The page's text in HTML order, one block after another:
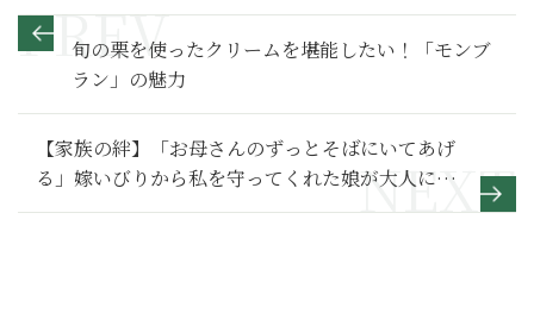
旬の栗を使ったクリームを堪能したい！「モンブ
ラン」の魅力
【家族の絆】「お母さんのずっとそばにいてあげ
る」嫁いびりから私を守ってくれた娘が大人にな
って～その２～